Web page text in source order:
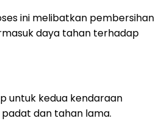
ini melibatkan pembersihan
daya tahan terhadap
untuk kedua kendaraan
dan tahan lama.